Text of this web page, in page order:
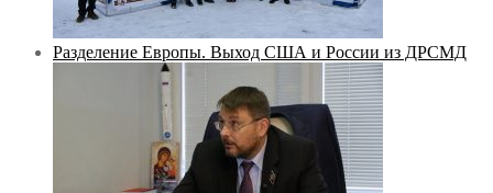
Разделение Европы. Выход США и России из ДРСМД